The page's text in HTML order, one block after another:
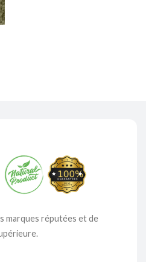
marques réputées et de